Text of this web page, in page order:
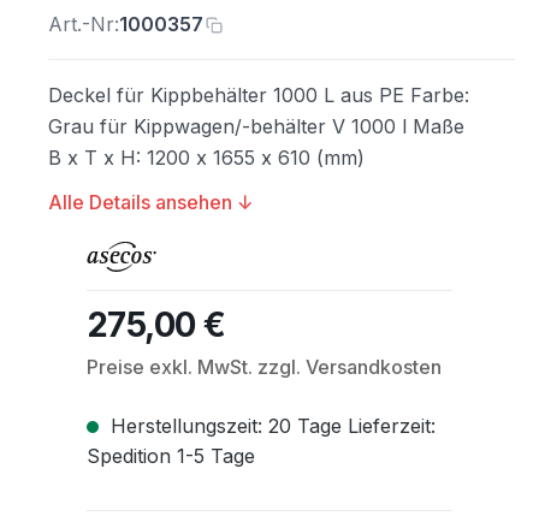
Art.-Nr:1000357
Deckel für Kippbehälter 1000 L aus PE Farbe:
Grau für Kippwagen/-behälter V 1000 l Maße
B x T x H: 1200 x 1655 x 610 (mm)
Alle Details ansehen ↓
Regulärer Preis:
275,00 €
Preise exkl. MwSt. zzgl. Versandkosten
Herstellungszeit: 20 Tage Lieferzeit:
Spedition 1-5 Tage